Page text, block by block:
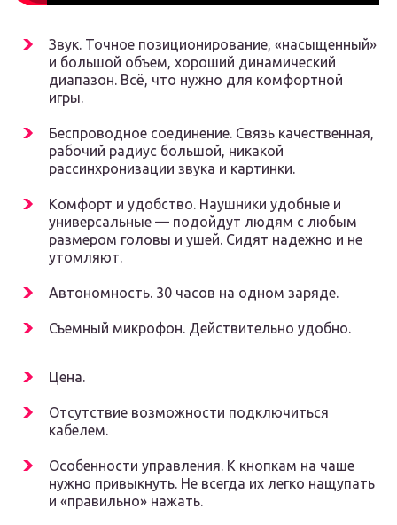
Звук. Точное позиционирование, «насыщенный»
и большой объем, хороший динамический
диапазон. Всё, что нужно для комфортной
игры.
Беспроводное соединение. Связь качественная,
рабочий радиус большой, никакой
рассинхронизации звука и картинки.
Комфорт и удобство. Наушники удобные и
универсальные — подойдут людям с любым
размером головы и ушей. Сидят надежно и не
утомляют.
Автономность. 30 часов на одном заряде.
Съемный микрофон. Действительно удобно.
Цена.
Отсутствие возможности подключиться
кабелем.
Особенности управления. К кнопкам на чаше
нужно привыкнуть. Не всегда их легко нащупать
и «правильно» нажать.